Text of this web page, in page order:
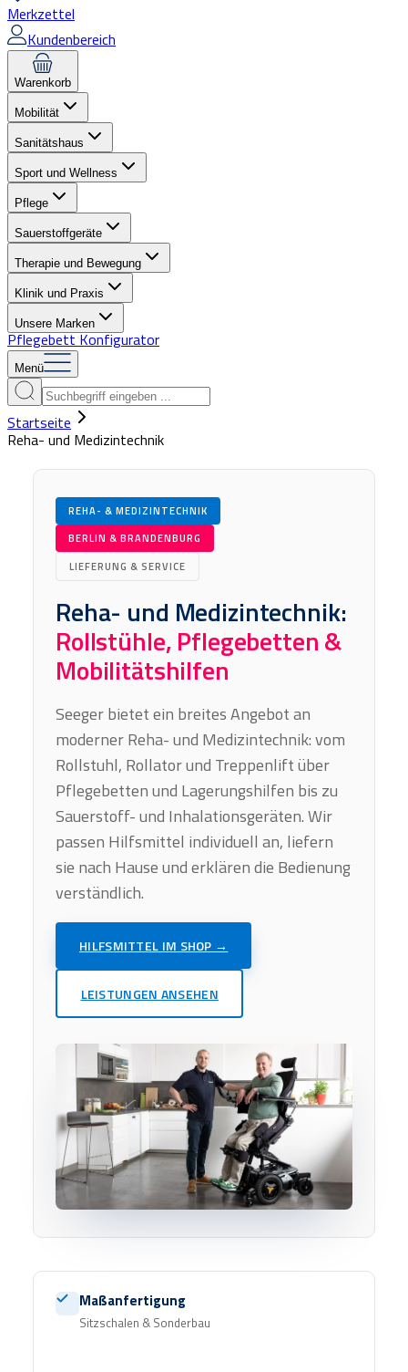
Merkzettel
Kundenbereich
Warenkorb
Mobilität
Sanitätshaus
Sport und Wellness
Pflege
Sauerstoffgeräte
Therapie und Bewegung
Klinik und Praxis
Unsere Marken
Pflegebett Konfigurator
Menü
Startseite
Reha- und Medizintechnik
REHA- & MEDIZINTECHNIK
BERLIN & BRANDENBURG
LIEFERUNG & SERVICE
Reha- und Medizintechnik:
Rollstühle, Pflegebetten &
Mobilitätshilfen
Seeger bietet ein breites Angebot an
moderner Reha- und Medizintechnik: vom
Rollstuhl, Rollator und Treppenlift über
Pflegebetten und Lagerungshilfen bis zu
Sauerstoff- und Inhalationsgeräten. Wir
passen Hilfsmittel individuell an, liefern
sie nach Hause und erklären die Bedienung
verständlich.
HILFSMITTEL IM SHOP →
LEISTUNGEN ANSEHEN
Maßanfertigung
Sitzschalen & Sonderbau